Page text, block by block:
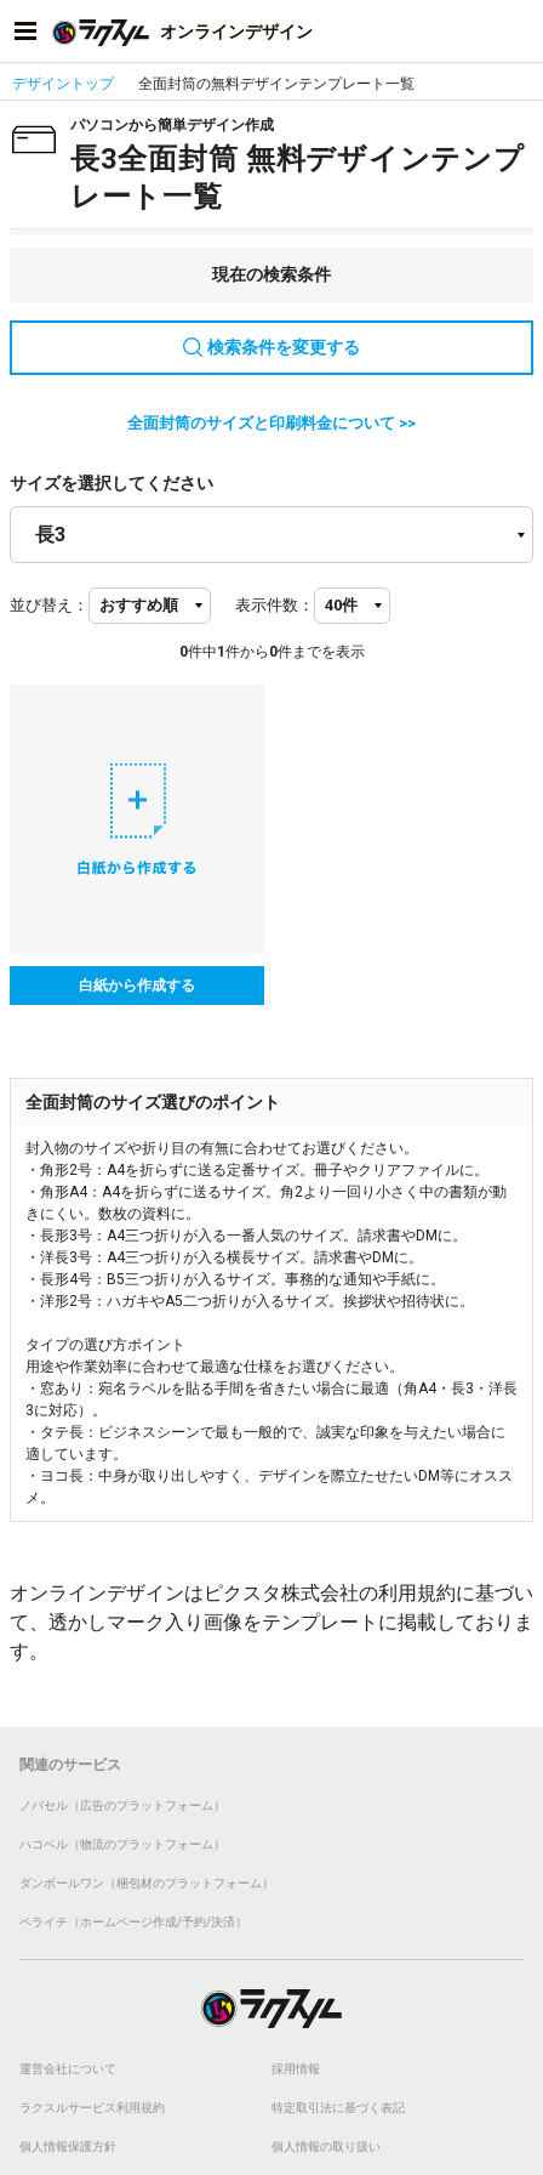
オンラインデザイン
デザイントップ 全面封筒の無料デザインテンプレート一覧
パソコンから簡単デザイン作成
長3全面封筒 無料デザインテンプ
レート一覧
現在の検索条件
検索条件を変更する
全面封筒のサイズと印刷料金について >>
サイズを選択してください
並び替え： 表示件数：
0件中1 件から 0件までを表示
白紙から作成する
全面封筒のサイズ選びのポイント
封入物のサイズや折り目の有無に合わせてお選びください。
・角形2号：A4を折らずに送る定番サイズ。冊子やクリアファイルに。
・角形A4：A4を折らずに送るサイズ。角2より一回り小さく中の書類が動
きにくい。数枚の資料に。
・長形3号：A4三つ折りが入る一番人気のサイズ。請求書やDMに。
・洋長3号：A4三つ折りが入る横長サイズ。請求書やDMに。
・長形4号：B5三つ折りが入るサイズ。事務的な通知や手紙に。
・洋形2号：ハガキやA5二つ折りが入るサイズ。挨拶状や招待状に。
タイプの選び方ポイント
用途や作業効率に合わせて最適な仕様をお選びください。
・窓あり：宛名ラベルを貼る手間を省きたい場合に最適（角A4・長3・洋長
3に対応）。
・タテ長：ビジネスシーンで最も一般的で、誠実な印象を与えたい場合に
適しています。
・ヨコ長：中身が取り出しやすく、デザインを際立たせたいDM等にオスス
メ。
オンラインデザインはピクスタ株式会社の利用規約に基づい
て、透かしマーク入り画像をテンプレートに掲載しておりま
す。
関連のサービス
ノバセル（広告のプラットフォーム）
ハコベル（物流のプラットフォーム）
ダンボールワン（梱包材のプラットフォーム）
ペライチ（ホームページ作成/予約/決済）
運営会社について 採用情報
ラクスルサービス利用規約 特定取引法に基づく表記
個人情報保護方針 個人情報の取り扱い